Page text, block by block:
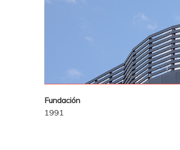
Fundación
1991